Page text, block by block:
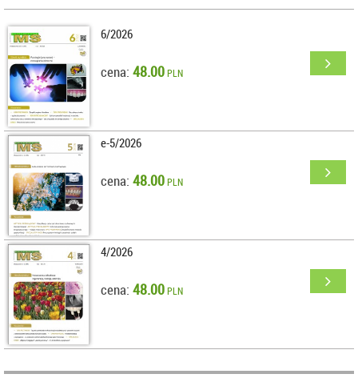
6/2026
cena: 48.00PLN
e-5/2026
cena: 48.00PLN
4/2026
cena: 48.00PLN